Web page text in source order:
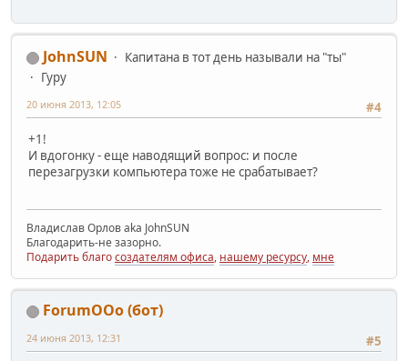
JohnSUN
Капитана в тот день называли на "ты"
Гуру
#4
20 июня 2013, 12:05
+1!
И вдогонку - еще наводящий вопрос: и после
перезагрузки компьютера тоже не срабатывает?
Владислав Орлов aka JohnSUN
Благодарить-не зазорно.
Подарить благосоздателям офиса, нашему ресурсу, мне
ForumOOo (бот)
#5
24 июня 2013, 12:31